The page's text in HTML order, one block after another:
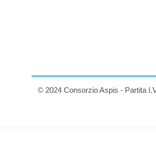
© 2024 Consorzio Aspis - Partita